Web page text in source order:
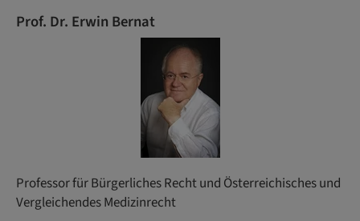
Prof. Dr. Erwin Bernat
Professor für Bürgerliches Recht und Österreichisches und
Vergleichendes Medizinrecht